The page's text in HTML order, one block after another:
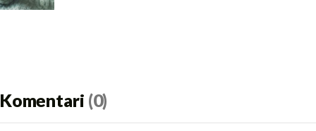
Komentari (0)